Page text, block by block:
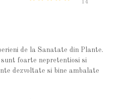
14
de la Sanatate din Plante.
foarte nepretentiosi si
dezvoltate si bine ambalate